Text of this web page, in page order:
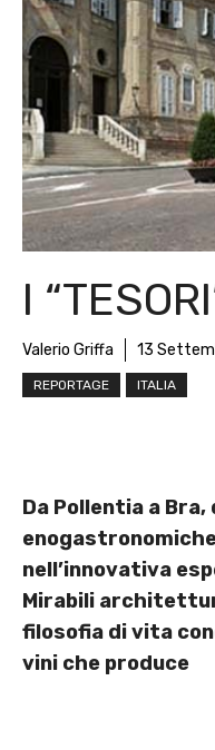
I
Valerio Griffa 13
REPORTAGE ITALIA
Da Pollentia a
nell’innovativa
Mirabili
filosofia di vita
vini che produce